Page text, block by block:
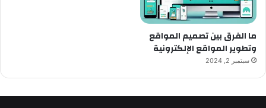
ما الفرق بين تصميم المواقع
وتطوير المواقع الإلكترونية
سبتمبر 2, 2024